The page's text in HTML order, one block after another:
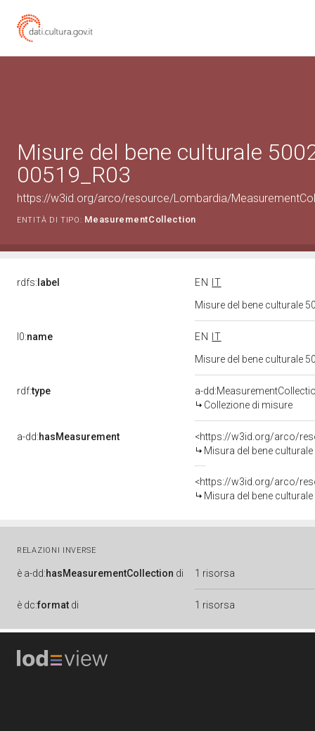
Misure del bene culturale
00519_R03
https://w3id.org/arco/resource/Lombardia/
ENTITÀ DI TIPO: MeasurementCollection
rdfs: label EN
IT
Misure del bene culturale
l0:name EN
IT
Misure del bene culturale
rdf:type
a-
Collezione di misure
a-dd:hasMeasurement
<https://w3id.org/arco/
Misura del bene
<https://w3id.org/arco/
Misura del bene
RELAZIONI INVERSE
è a-dd:hasMeasurementCollection di 1 risorsa
è dc:format di 1 risorsa